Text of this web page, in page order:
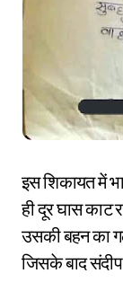
इस शिकायत में
ही दूर घास काट
उसकी बहन का
जिसके बाद संदीप